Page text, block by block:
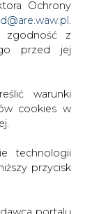
warunki
cookies w
technologii
przycisk
portalu
tylko co na
i mocy
za dużo w
z rynku.
nadmiernym
który w
kurczył
oraz cen
że nikt
i to uderza
przy niskich
i tak